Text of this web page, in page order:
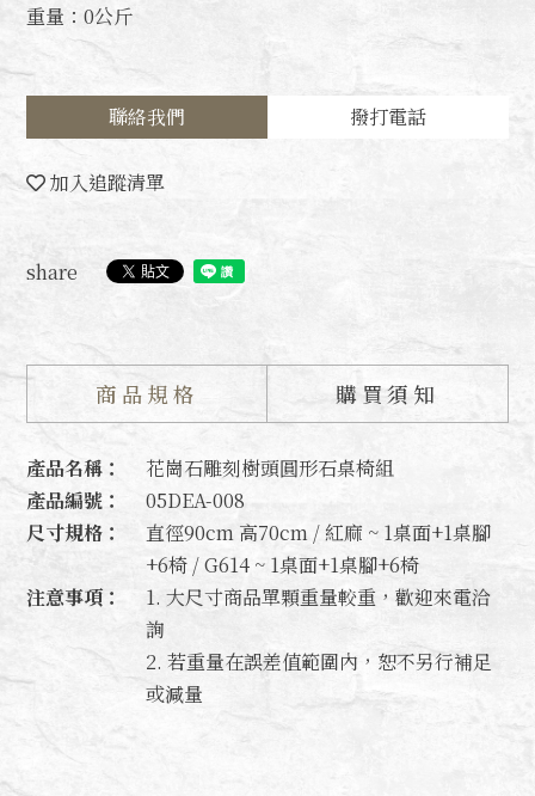
重量：0公斤
聯絡我們 撥打電話
加入追蹤清單
share
商品規格 購買須知
產品名稱：
花崗石雕刻樹頭圓形石桌椅組
產品編號：
05DEA-008
尺寸規格：
直徑90cm 高70cm / 紅麻 ~ 1桌面+1桌腳
+6椅 / G614 ~ 1桌面+1桌腳+6椅
注意事項：
1. 大尺寸商品單顆重量較重，歡迎來電洽
詢
2. 若重量在誤差值範圍內，恕不另行補足
或減量